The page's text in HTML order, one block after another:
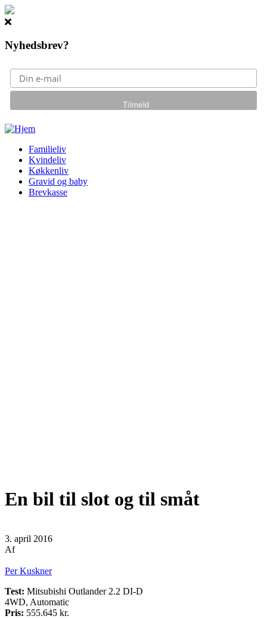
Nyhedsbrev?
Gå til hovedindhold
Familieliv
Kvindeliv
Køkkenliv
Gravid og baby
Brevkasse
En bil til slot og til småt
3. april 2016
Af
Per Kuskner
Test: Mitsubishi Outlander 2.2 DI-D
4WD, Automatic
Pris: 555.645 kr.